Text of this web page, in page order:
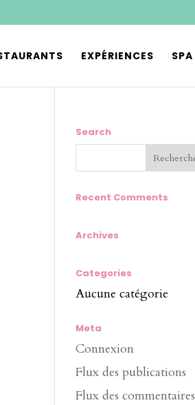
EXPÉRIENCES SPA
Search
Recent Comments
Archives
Categories
Aucune catégorie
Meta
Connexion
Flux des publications
Flux des commentaires